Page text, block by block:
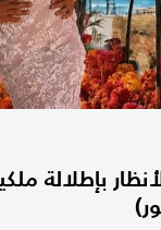
بإطلالة